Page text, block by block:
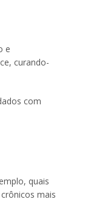
e
curando-
com
quais
mais